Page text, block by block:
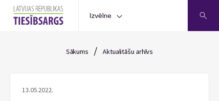
Izvēlne
Sākums / Aktualitāšu arhīvs
13.05.2022.